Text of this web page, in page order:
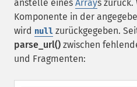
anstelle eines Arrays
Komponente in der
wird null zurückgegeben.
parse_url() zwischen
und Fragmenten: